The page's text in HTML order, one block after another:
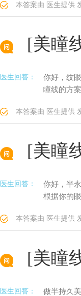
本答案由 医生提供
[美瞳
医生回答：
你好，纹
瞳线的方
本答案由 医生提供
[美瞳
医生回答：
你好，半
根据你的
本答案由 医生提供
[美瞳
医生回答： 做半持久